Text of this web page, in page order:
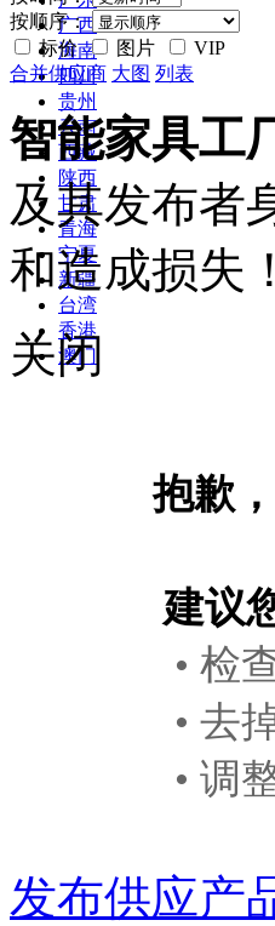
广西
海南
四川
贵州
云南
西藏
陕西
甘肃
青海
宁夏
新疆
台湾
香港
澳门
按顺序：
标价
图片
VIP
合并供应商 大图 列表
智能家具工
及其发布者
和造成损失！
关闭
抱歉
建议
• 检
• 去
• 调
发布供应产